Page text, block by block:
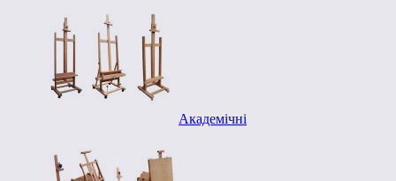
Академічні